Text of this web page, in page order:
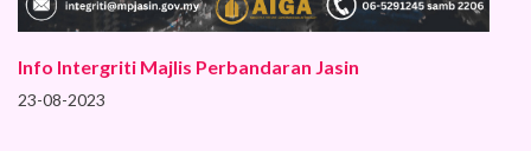
Info Intergriti Majlis Perbandaran Jasin
23-08-2023